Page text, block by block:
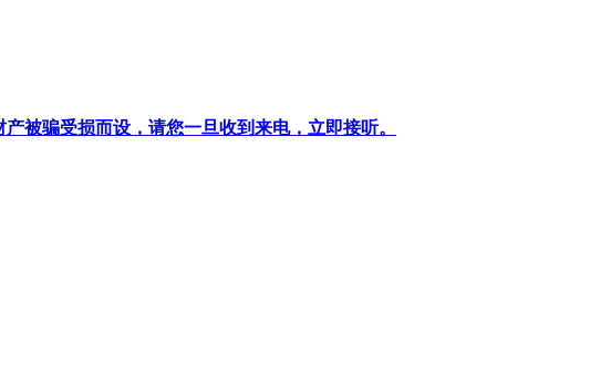
被骗受损而设，请您一旦收到来电，立即接听。